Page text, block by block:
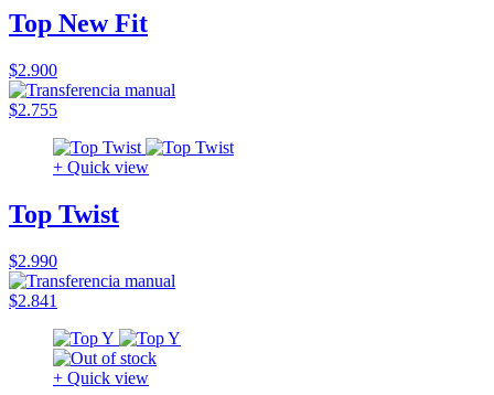
Top New Fit
$2.900
$2.755
+ Quick view
Top Twist
$2.990
$2.841
+ Quick view